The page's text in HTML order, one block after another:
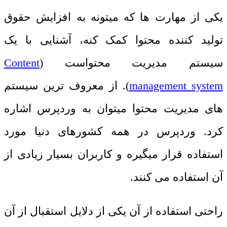
یکی از مهارت ها که میتونه به افزایش حقوق
تولید کننده محتوا
کمک کنه، آشنایی با یک
سیستم مدیریت محتواست (Content
management system). از معروف ترین سیستم
های مدیریت محتوا میتوان به وردپرس اشاره
کرد. وردپرس در همه کشورهای دنیا مورد
استفاده قرار میگیره و کاربران بسیار زیادی از
آن استفاده می کنند.
راحتی استفاده از آن یکی از دلایل استقبال از آن